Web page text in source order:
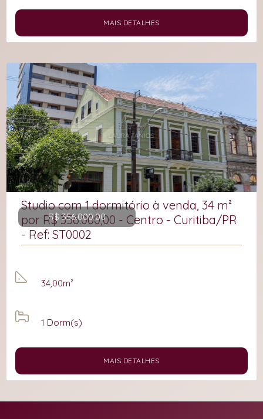
MAIS DETALHES
R$ 356.000,00
Studio com 1 dormitório à venda, 34 m²
por R$ 356.000,00 - Centro - Curitiba/PR
- Ref: ST0002
1 Dorm(s)
34,00m²
MAIS DETALHES